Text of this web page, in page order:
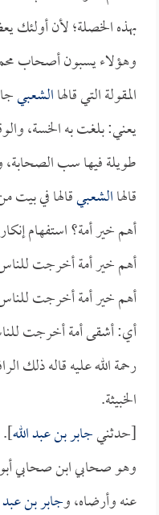
بهذه الخصلة؛ لأن
وهؤلاء يسبون أصحاب
المقولة التي قالهاالشعبي
يعني: بلغت به الخسة،
طويلة فيها سب الصحابة،
قالهاالشعبيقالها في بيت
أهم خير أمة؟ استفهام
أهم خير أمة أخرجت
أهم خير أمة أخرجت
أي: أشقى أمة أخرجت
رحمة الله عليه قاله ذلك
الخبيثة.
[حدثنيجابر بن عبد الله].
وهو صحابي ابن صحابي
عنه وأرضاه، وجابر بن عبد